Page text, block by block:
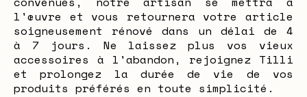
l'œuvre et vous retournera votre article
soigneusement rénové dans un délai de 4
à 7 jours. Ne laissez plus vos vieux
accessoires à l'abandon, rejoignez Tilli
et prolongez la durée de vie de vos
produits préférés en toute simplicité.